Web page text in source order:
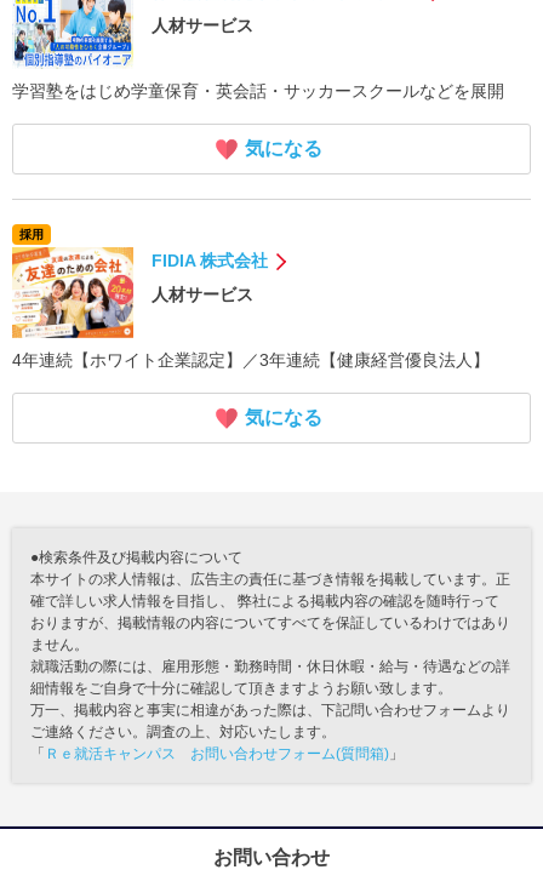
人材サービス
学習塾をはじめ学童保育・英会話・サッカースクールなどを展開
気になる
採用
FIDIA 株式会社
人材サービス
4年連続【ホワイト企業認定】／3年連続【健康経営優良法人】
気になる
●検索条件及び掲載内容について
本サイトの求人情報は、広告主の責任に基づき情報を掲載しています。正
確で詳しい求人情報を目指し、 弊社による掲載内容の確認を随時行って
おりますが、掲載情報の内容についてすべてを保証しているわけではあり
ません。
就職活動の際には、雇用形態・勤務時間・休日休暇・給与・待遇などの詳
細情報をご自身で十分に確認して頂きますようお願い致します。
万一、掲載内容と事実に相違があった際は、下記問い合わせフォームより
ご連絡ください。調査の上、対応いたします。
「 Ｒｅ就活キャンパス お問い合わせフォーム(質問箱) 」
お問い合わせ